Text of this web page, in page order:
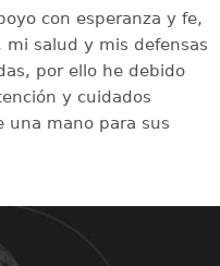
con esperanza y fe,
salud y mis defensas
por ello he debido
y cuidados
una mano para sus